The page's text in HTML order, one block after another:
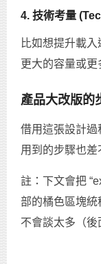
4. 技術考量
比如想提升載
更大的容量或更
產品大改版的
借用這張設計
用到的步驟也差
註：下文會把
部的橘色區塊統
不會談太多（後